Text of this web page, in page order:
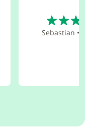
Sebastian •